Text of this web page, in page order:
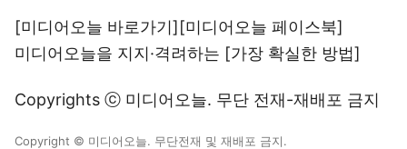
[미디어오늘 바로가기][미디어오늘 페이스북]
미디어오늘을 지지·격려하는 [가장 확실한 방법]
Copyrights ⓒ 미디어오늘. 무단 전재-재배포 금지
Copyright © 미디어오늘. 무단전재 및 재배포 금지.